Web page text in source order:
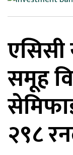
समूह
२९८